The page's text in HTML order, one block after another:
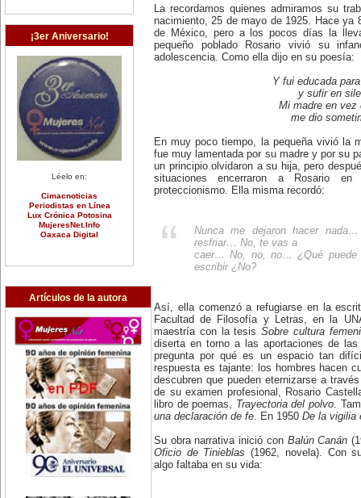
¡3er Aniversario!
Léelo en:
Cimacnoticias
Periodistas en Línea
Lux Crónica Potosina
MujeresNet.Info
Oaxaca Digital
Artículos de la autora
La recordamos quienes admiramos su
nacimiento, 25 de mayo de 1925. Hace ya
de México, pero a los pocos días la
pequeño poblado Rosario vivió su
adolescencia. Como ella dijo en su poesía:
Y fui educada
y sufir en
Mi madre en vez
me dio
En muy poco tiempo, la pequeña vivió la
fue muy lamentada por su madre y por su
un principio olvidaron a su hija, pero
situaciones encerraron a Rosario
proteccionismo. Ella misma recordó:
Nunca me dejaron hacer
resfriar… No, te vas a
caer… No, no, no… ¿Qué puede
escribir ¿No?
Así, ella comenzó a refugiarse en la
Facultad de Filosofía y Letras, en la
maestría con la tesisSobre cultura
diserta en torno a las aportaciones de
pregunta por qué es un espacio tan
respuesta es tajante: los hombres hacen
descubren que pueden eternizarse a
de su examen profesional, Rosario
libro de poemas, Trayectoria del polvo .
una declaración de fe . En 1950 De la vigilia
Su obra narrativa inició con Balún Canán
Oficio de Tinieblas (1962, novela). Con
algo faltaba en su vida: